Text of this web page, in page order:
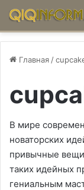
Главная /
В мире
новаторских
привычные
таких идейных
гениальным